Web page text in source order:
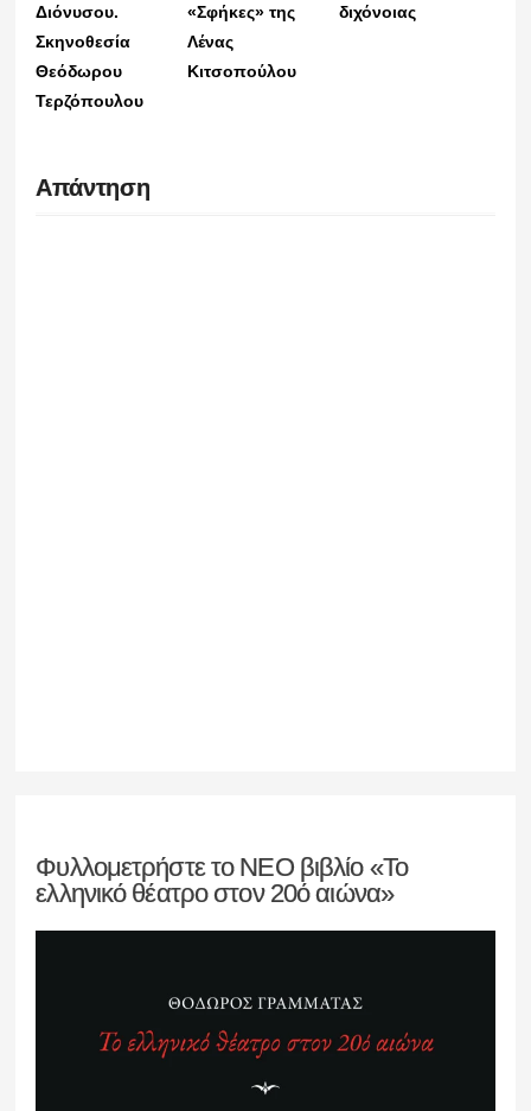
Διόνυσου.
Σκηνοθεσία
Θεόδωρου
Τερζόπουλου
«Σφήκες» της
Λένας
Κιτσοπούλου
διχόνοιας
Απάντηση
Φυλλομετρήστε το ΝΕΟ βιβλίο «Το
ελληνικό θέατρο στον 20ό αιώνα»